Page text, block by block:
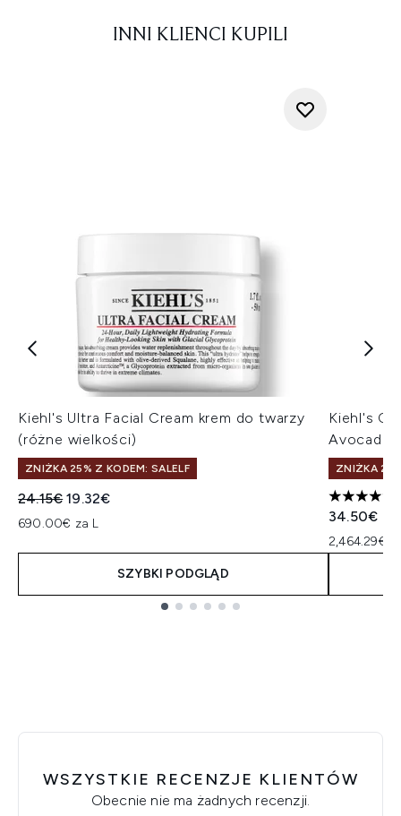
INNI KLIENCI KUPILI
Kiehl's Ultra Facial Cream krem do twarzy
(różne wielkości)
ZNIŻKA 25% Z KODEM: SALELF
Sugerowana cena detaliczna:
24.15€Aktualna cena:
19.32€
690.00€ za L
SZYBKI PODGLĄD
Kiehl's
Avocado
ZNIŻKA
5
34.50€
2,464.29€
WSZYSTKIE RECENZJE KLIENTÓW
Obecnie nie ma żadnych recenzji.